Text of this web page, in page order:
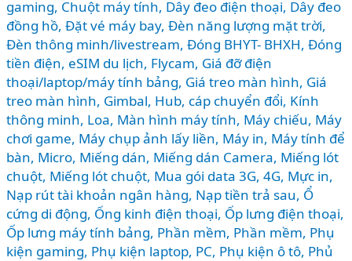
SĂN
DEAL
CÔNG
NGHỆ
GIÁ
TỐT
NHẤT
gaming, Chuột máy tính, Dây đeo điện thoại, Dây đeo
đồng hồ, Đặt vé máy bay, Đèn năng lượng mặt trời,
Đèn thông minh/livestream, Đóng BHYT- BHXH, Đóng
tiền điện, eSIM du lịch, Flycam, Giá đỡ điện
thoại/laptop/máy tính bảng, Giá treo màn hình, Giá
treo màn hình, Gimbal, Hub, cáp chuyển đổi, Kính
thông minh, Loa, Màn hình máy tính, Máy chiếu, Máy
chơi game, Máy chụp ảnh lấy liền, Máy in, Máy tính để
bàn, Micro, Miếng dán, Miếng dán Camera, Miếng lót
chuột, Miếng lót chuột, Mua gói data 3G, 4G, Mực in,
Nạp rút tài khoản ngân hàng, Nạp tiền trả sau, Ổ
cứng di động, Ống kinh điện thoại, Ốp lưng điện thoại,
Ốp lưng máy tính bảng, Phần mềm, Phần mềm, Phụ
kiện gaming, Phụ kiện laptop, PC, Phụ kiện ô tô, Phủ